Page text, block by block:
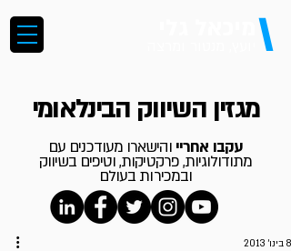
\
מגזין השיווק הבינלאומי
עקבו אחריי והישארו מעודכנים עם
מתודולוגיות, פרקטיקות, וטיפים בשיווק
ובמכירות בעולם
8 בינו׳ 2013